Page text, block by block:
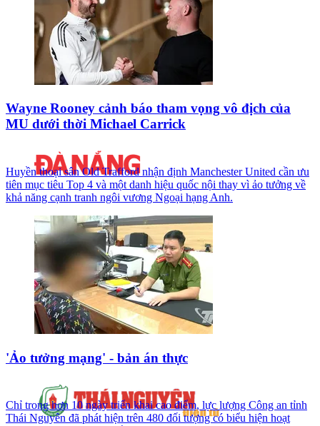
Wayne Rooney cảnh báo tham vọng vô địch của
MU dưới thời Michael Carrick
Huyền thoại sân Old Trafford nhận định Manchester United cần ưu
tiên mục tiêu Top 4 và một danh hiệu quốc nội thay vì ảo tưởng về
khả năng cạnh tranh ngôi vương Ngoại hạng Anh.
'Ảo tưởng mạng' - bản án thực
Chỉ trong hơn 10 ngày triển khai cao điểm, lực lượng Công an tỉnh
Thái Nguyên đã phát hiện trên 480 đối tượng có biểu hiện hoạt